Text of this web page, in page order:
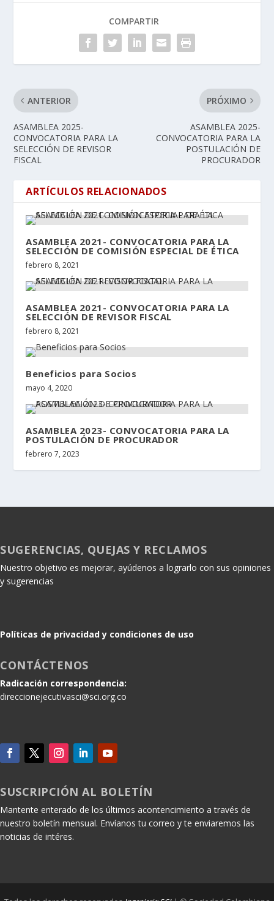
COMPARTIR
ANTERIOR
ASAMBLEA 2025-
CONVOCATORIA PARA LA
SELECCIÓN DE REVISOR
FISCAL
PRÓXIMO
ASAMBLEA 2025-
CONVOCATORIA PARA LA
POSTULACIÓN DE
PROCURADOR
ARTÍCULOS RELACIONADOS
ASAMBLEA 2021- CONVOCATORIA PARA LA
SELECCIÓN DE COMISIÓN ESPECIAL DE ÉTICA
febrero 8, 2021
ASAMBLEA 2021- CONVOCATORIA PARA LA
SELECCIÓN DE REVISOR FISCAL
febrero 8, 2021
Beneficios para Socios
mayo 4, 2020
ASAMBLEA 2023- CONVOCATORIA PARA LA
POSTULACIÓN DE PROCURADOR
febrero 7, 2023
SUGERENCIAS, QUEJAS Y RECLAMOS
Nuestro objetivo es mejorar, ayúdenos a lograrlo con sus opiniones
y sugerencias
Políticas de privacidad y condiciones de uso
CONTÁCTENOS
Radicación correspondencia:
direccionejecutivasci@sci.org.co
SUSCRIPCIÓN AL BOLETÍN
Mantente enterado de los últimos acontencimiento a través de
nuestro boletín mensual. Envíanos tu correo y te enviaremos las
noticias de intéres.